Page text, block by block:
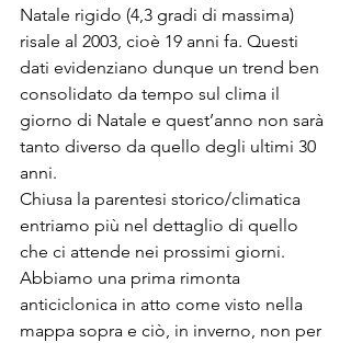
Natale rigido (4,3 gradi di massima)
risale al 2003, cioè 19 anni fa. Questi
dati evidenziano dunque un trend ben
consolidato da tempo sul clima il
giorno di Natale e quest’anno non sarà
tanto diverso da quello degli ultimi 30
anni.
Chiusa la parentesi storico/climatica
entriamo più nel dettaglio di quello
che ci attende nei prossimi giorni.
Abbiamo una prima rimonta
anticiclonica in atto come visto nella
mappa sopra e ciò, in inverno, non per